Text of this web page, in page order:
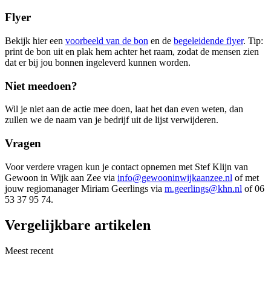
Flyer
Bekijk hier een voorbeeld van de bon en de begeleidende flyer. Tip:
print de bon uit en plak hem achter het raam, zodat de mensen zien
dat er bij jou bonnen ingeleverd kunnen worden.
Niet meedoen?
Wil je niet aan de actie mee doen, laat het dan even weten, dan
zullen we de naam van je bedrijf uit de lijst verwijderen.
Vragen
Voor verdere vragen kun je contact opnemen met Stef Klijn van
Gewoon in Wijk aan Zee via info@gewooninwijkaanzee.nl of met
jouw regiomanager Miriam Geerlings via m.geerlings@khn.nl of 06
53 37 95 74.
Vergelijkbare artikelen
Meest recent